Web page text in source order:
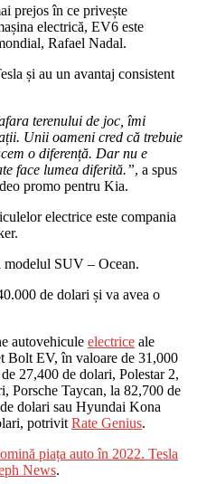
prejos în ce privește
electrică, EV6 este
Rafael Nadal.
și au un avantaj consistent
terenului de joc, îmi
Unii oameni cred că trebuie
o diferență. Dar nu e
face lumea diferită.”, a spus
promo pentru Kia.
electrice este compania
modelul SUV – Ocean.
de dolari și va avea o
autovehicule electrice ale
Bolt EV, în valoare de 31,000
27,400 de dolari, Polestar 2,
Porsche Taycan, la 82,700 de
dolari sau Hyundai Kona
potrivit Rate Genius.
piața auto în 2022. Tesla
News.